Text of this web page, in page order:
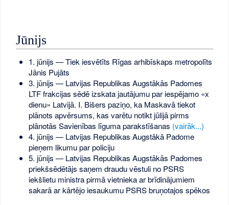
Jūnijs
1. jūnijs — Tiek iesvētīts Rīgas arhibīskaps metropolīts
Jānis Pujāts
3. jūnijs — Latvijas Republikas Augstākās Padomes
LTF frakcijas sēdē izskata jautājumu par iespējamo «x
dienu» Latvijā. I. Bišers paziņo, ka Maskavā tiekot
plānots apvērsums, kas varētu notikt jūlijā pirms
plānotās Savienības līguma parakstīšanas (vairāk...)
4. jūnijs — Latvijas Republikas Augstākā Padome
pieņem likumu par policiju
5. jūnijs — Latvijas Republikas Augstākās Padomes
priekšsēdētājs saņem draudu vēstuli no PSRS
iekšlietu ministra pirmā vietnieka ar brīdinājumiem
sakarā ar kārtējo iesaukumu PSRS bruņotajos spēkos